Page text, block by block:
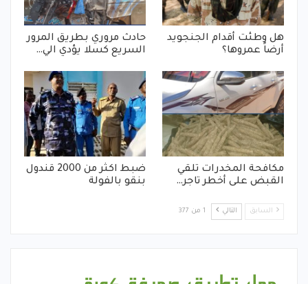
هل وطئت أقدام الجنجويد
أرضاً عمروها؟
حادث مروري بطريق المرور
السريع كسلا يؤدي الي…
مكافحة المخدرات تلقي
القبض على أخطر تاجر…
ضبط اكثر من 2000 قندول
بنقو بالفولة
السابق التالي 1 من 377